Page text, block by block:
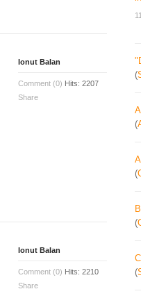
Ionut Balan
Comment (0) Hits: 2207
Share
Ionut Balan
Comment (0) Hits: 2210
Share
(
(
(
(
(